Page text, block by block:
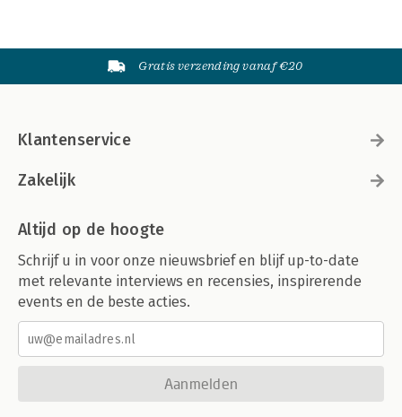
Gratis verzending vanaf €20
Klantenservice
Zakelijk
Altijd op de hoogte
Schrijf u in voor onze nieuwsbrief en blijf up-to-date
met relevante interviews en recensies, inspirerende
events en de beste acties.
Aanmelden